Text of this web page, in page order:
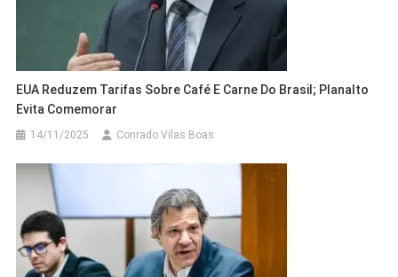
EUA Reduzem Tarifas Sobre Café E Carne Do Brasil; Planalto
Evita Comemorar
14/11/2025 Conrado Vilas Boas